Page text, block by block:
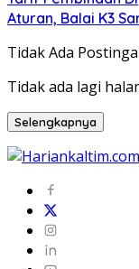
Aturan, Balai K3
Tidak Ada
Tidak ada lagi
Selengkapnya